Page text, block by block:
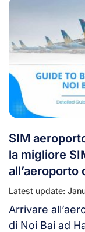
SIM
la migliore
all’aeroporto
Latest update:
Arrivare
di Noi Bai ad